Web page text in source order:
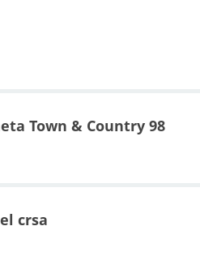
Town & Country 98
crsa